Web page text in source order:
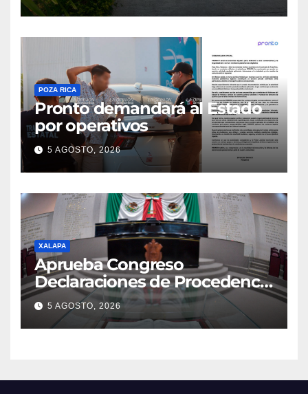
POZA RICA
Pronto demandará al Estado
por operativos
5 AGOSTO, 2026
XALAPA
Aprueba Congreso
Declaraciones de Procedencia
en contra de dos munícipes
5 AGOSTO, 2026